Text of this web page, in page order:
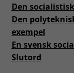
Vår rörelses
Detta vill
Den
Den
exempel
En svensk
Slutord